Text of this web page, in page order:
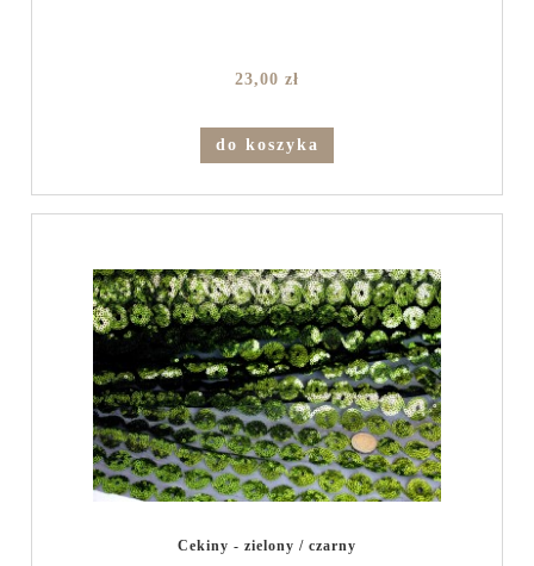
23,00 zł
do koszyka
Cekiny - zielony / czarny